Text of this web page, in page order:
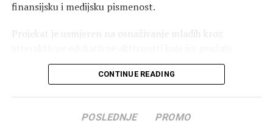
finansijsku i medijsku pismenost.
Projekat je usmjeren na osnaživanje mladih kroz
praktična znanja i alate za donošenje informisanih
odluka, aktivnije učešće u društvu, kao i razvoj
CONTINUE READING
POSLEDNJE PROMO